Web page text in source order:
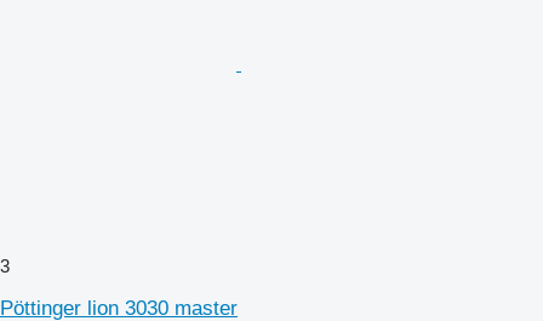
3
Pöttinger lion 3030 master